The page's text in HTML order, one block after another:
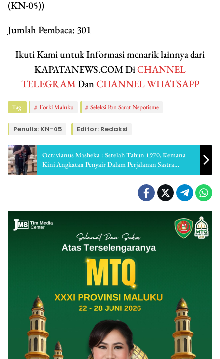
(KN-05))
Jumlah Pembaca: 301
Ikuti Kami untuk Informasi menarik lainnya dari
KAPATANEWS.COM DiCHANNEL
TELEGRAMDanCHANNEL WHATSAPP
Tag: Forki Maluku Seleksi Pon Sarat Nepotisme
Penulis: KN-05 Editor: Redaksi
Octavianus Masheka : Setelah Tahun 1970, Kemana
Kini Angkatan Penyair Dalam Perjalanan Sastra
Indonesia ?